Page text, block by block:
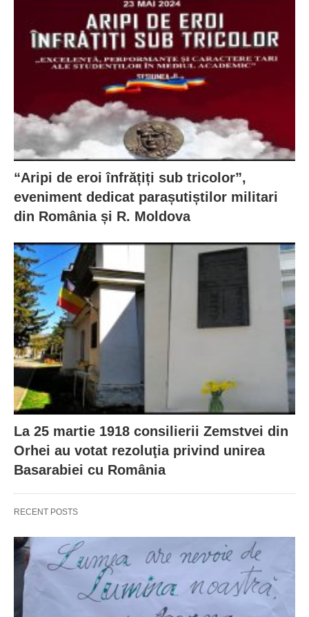
“Aripi de eroi înfrățiți sub tricolor”,
eveniment dedicat parașutiștilor militari
din România și R. Moldova
La 25 martie 1918 consilierii Zemstvei din
Orhei au votat rezoluţia privind unirea
Basarabiei cu România
RECENT POSTS